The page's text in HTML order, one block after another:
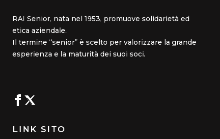
RAI Senior, nata nel 1953, promuove solidarietà ed
etica aziendale.
Il termine “senior” è scelto per valorizzare la grande
esperienza e la maturità dei suoi soci.
LINK SITO